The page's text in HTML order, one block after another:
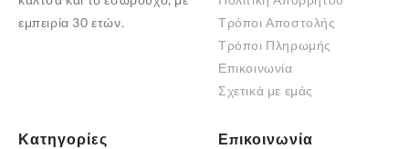
εμπειρία 30 ετών.
Τρόποι Αποστολής
Τρόποι Πληρωμής
Επικοινωνία
Σχετικά με εμάς
Κατηγορίες
Επικοινωνία